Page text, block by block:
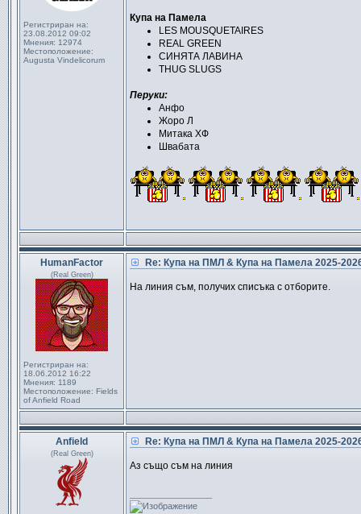
Регистриран на:
23.08.2012 09:02
Мнения: 12974
Местоположение:
Augusta Vindelicorum
Купа на Памела
LES MOUSQUETAIRES
REAL GREEN
СИНЯТА ЛАВИНА
THUG SLUGS
Перуки:
Анфо
Жоро Л
Митака ХФ
Швабата
HumanFactor
(Real Green)
Регистриран на:
18.06.2012 16:22
Мнения: 1189
Местоположение: Fields
of Anfield Road
Re: Купа на ПМЛ & Купа на Памела 2025-
На линия съм, получих списъка с отборите.
Anfield
(Real Green)
Re: Купа на ПМЛ & Купа на Памела 2025-
Аз също съм на линия